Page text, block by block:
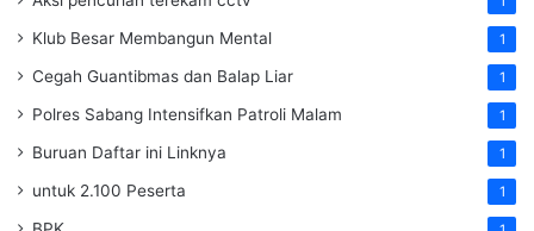
Klub Besar Membangun Mental 1
Cegah Guantibmas dan Balap Liar 1
Polres Sabang Intensifkan Patroli Malam 1
Buruan Daftar ini Linknya 1
untuk 2.100 Peserta 1